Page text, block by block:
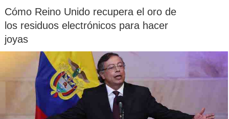
Cómo Reino Unido recupera el oro de
los residuos electrónicos para hacer
joyas